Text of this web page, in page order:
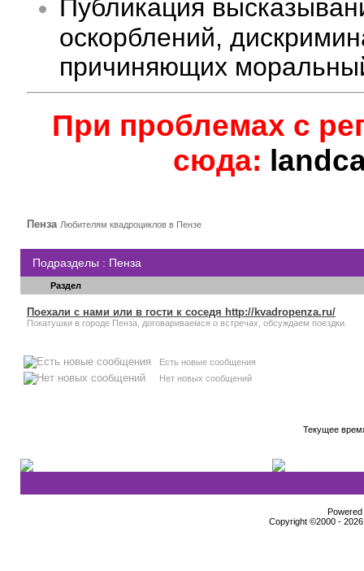
Публикация
оскорблений,
причиняющих
При проблемах с
сюда:
Пенза Любителям квадроциклов в Пензе
Подразделы : Пенза
Раздел
Поехали с нами или в гости к соседя http://kvadropenza.ru/
Покатушки в городе Пенза, договариваемся о встречах, обсуждаем поездки.
Есть новые сообщения
Нет новых сообщений
Текущее
Copyright ©2000 -